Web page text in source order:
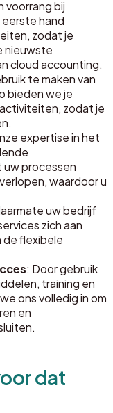
voorrang bij
hand
zodat je
nieuwste
cloud accounting.
te maken van
bieden we je
zodat je
expertise in het
processen
waardoor u
uw bedrijf
zich aan
de flexibele
: Door gebruik
training en
ons volledig in om
en
dat